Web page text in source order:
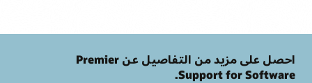
احصل على مزيد من التفاصيل عن Premier
Support for Software.